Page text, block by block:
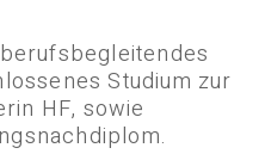
Studium zur
HF, sowie